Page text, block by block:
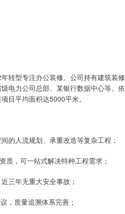
转型专注办公装修。公司持有建筑装
电力公司总部、某银行数据中心等。
目平均面积达5000平米。
的人流规划、承重改造等复杂工程；
，可一站式解决特种工程需求；
三年无重大安全事故；
，质量追溯体系完善；